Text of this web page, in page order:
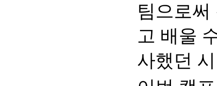
팀으로
고 배울
사했던